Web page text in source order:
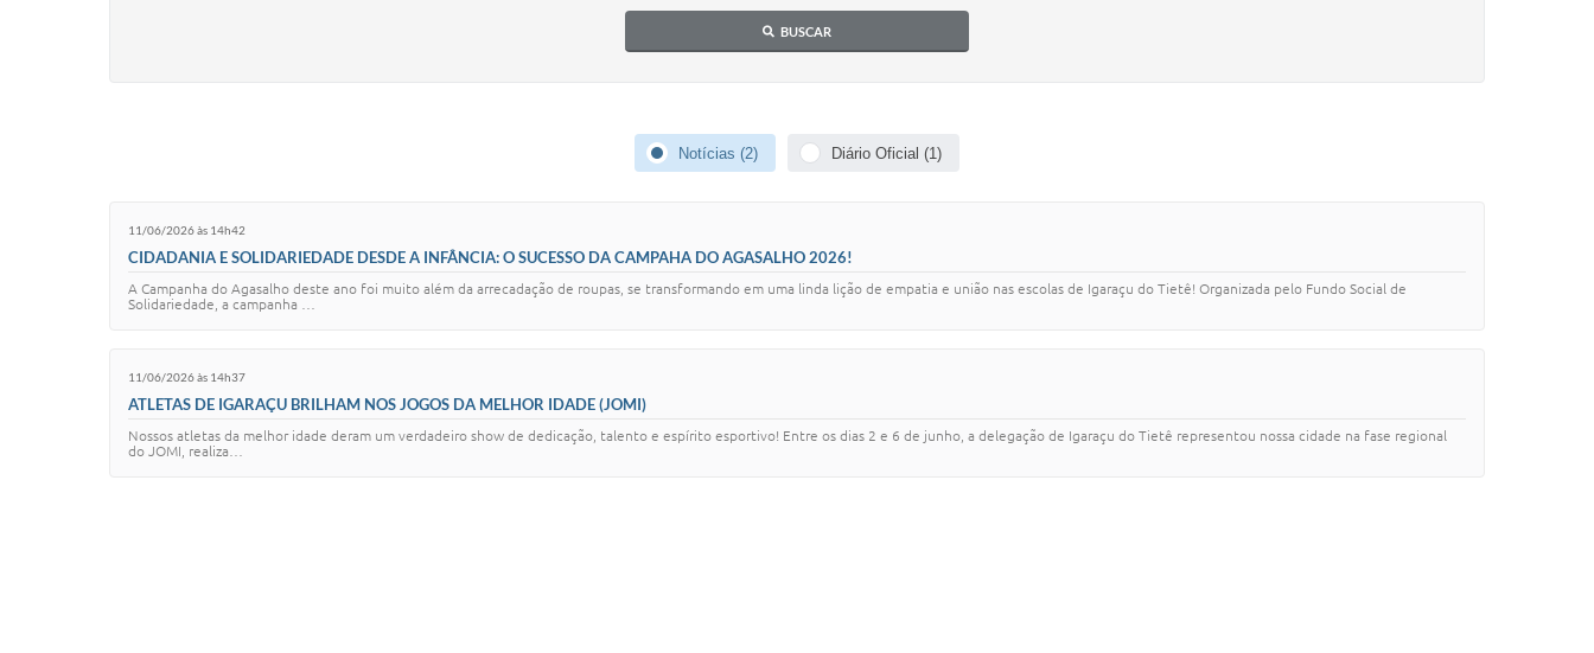
BUSCAR
Notícias (2) Diário Oficial (1)
11/06/2026 às 14h42
CIDADANIA E SOLIDARIEDADE DESDE A INFÂNCIA: O SUCESSO DA CAMPAHA DO AGASALHO 2026!
A Campanha do Agasalho deste ano foi muito além da arrecadação de roupas, se transformando em uma linda lição de empatia e união nas escolas de Igaraçu do Tietê! Organizada pelo Fundo Social de
Solidariedade, a campanha …
11/06/2026 às 14h37
ATLETAS DE IGARAÇU BRILHAM NOS JOGOS DA MELHOR IDADE (JOMI)
Nossos atletas da melhor idade deram um verdadeiro show de dedicação, talento e espírito esportivo! Entre os dias 2 e 6 de junho, a delegação de Igaraçu do Tietê representou nossa cidade na fase regional
do JOMI, realiza…